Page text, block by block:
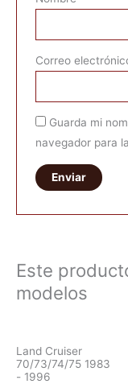
Correo
Guarda mi
navegador para
Este
modelos
Land Cruiser
70/73/74/75 1983
- 1996